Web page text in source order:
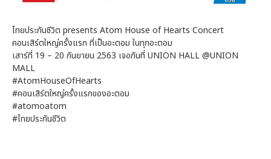
ไทยประกันชีวิต presents Atom House of Hearts Concert
คอนเสิร์ตใหญ่ครั้งแรก ที่เป็นอะตอม ในทุกอะตอม
เสาร์ที่ 19 – 20 กันยายน 2563 เจอกันที่ UNION HALL @UNION
MALL
#AtomHouseOfHearts
#คอนเสิร์ตใหญ่ครั้งแรกของอะตอม
#atomoatom
#ไทยประกันชีวิต